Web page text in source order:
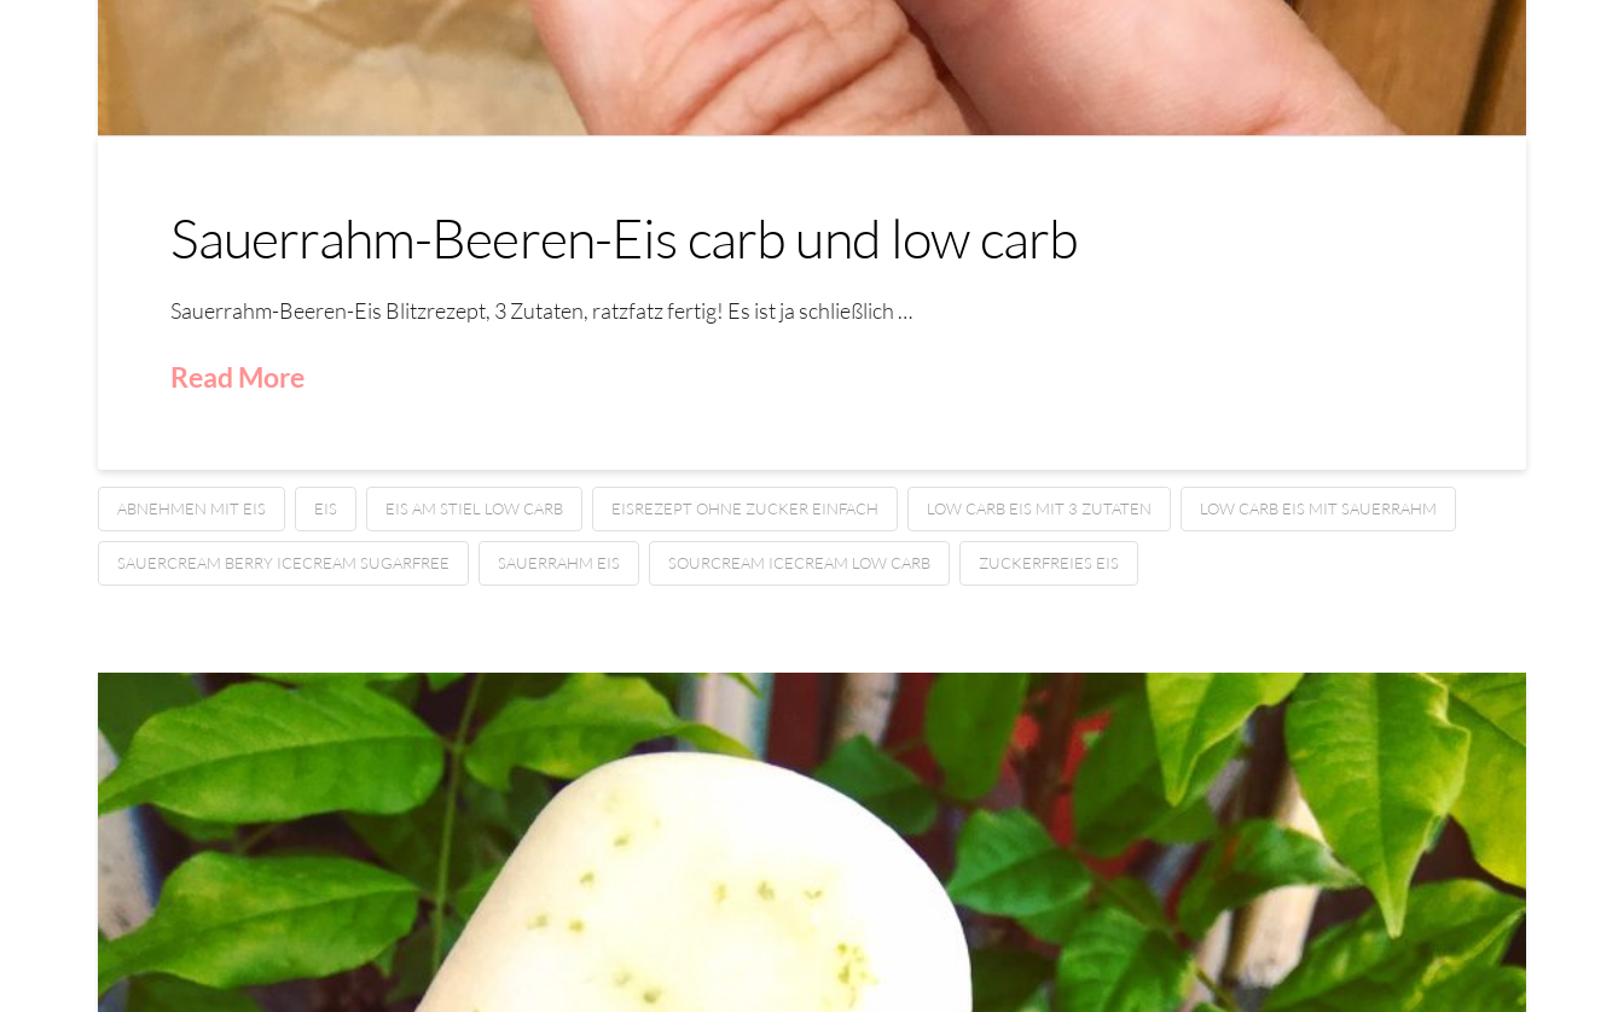
Sauerrahm-Beeren-Eis carb und low carb
Sauerrahm-Beeren-Eis Blitzrezept, 3 Zutaten, ratzfatz fertig! Es ist ja schließlich …
Read More
ABNEHMEN MIT EIS EIS EIS AM STIEL LOW CARB EISREZEPT OHNE ZUCKER EINFACH LOW CARB EIS MIT 3 ZUTATEN LOW CARB EIS MIT SAUERRAHM
SAUERCREAM BERRY ICECREAM SUGARFREE SAUERRAHM EIS SOURCREAM ICECREAM LOW CARB ZUCKERFREIES EIS